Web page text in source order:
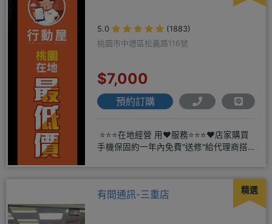
5.0
(1883)
桃園市中壢區松義路116號
$7,000
預約訂購
⭐⭐⭐在地經營 用❤️服務⭐⭐⭐❤️店家購買
手機保固約一年內免費"送修"給代理商搭
精選
有間通訊-三重店